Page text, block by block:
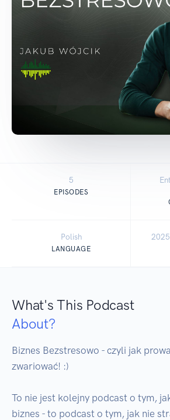
5
EPISODES
Polish
LANGUAGE
What's This Podcast
About?
Biznes Bezstresowo - czyli jak
zwariować! :)
To nie jest kolejny podcast o tym,
biznes - to podcast o tym, jak nie